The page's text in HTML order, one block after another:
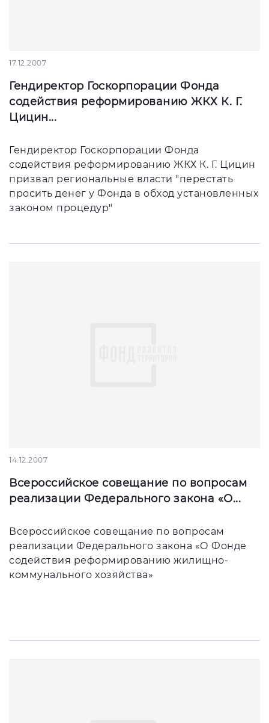
17.12.2007
Гендиректор Госкорпорации Фонда
содействия реформированию ЖКХ К. Г.
Цицин...
Гендиректор Госкорпорации Фонда
содействия реформированию ЖКХ К. Г. Цицин
призвал региональные власти "перестать
просить денег у Фонда в обход установленных
законом процедур"
14.12.2007
Всероссийское совещание по вопросам
реализации Федерального закона «О...
Всероссийское совещание по вопросам
реализации Федерального закона «О Фонде
содействия реформированию жилищно-
коммунального хозяйства»